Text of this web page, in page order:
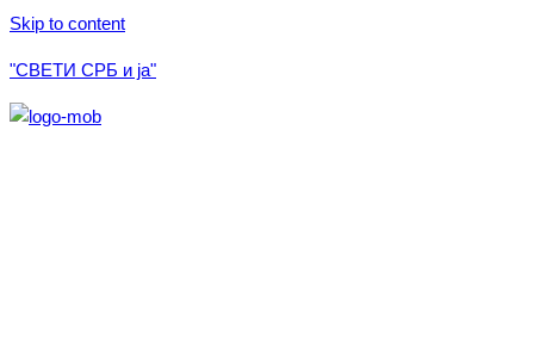
Skip to content
"СВЕТИ СРБ и ја"